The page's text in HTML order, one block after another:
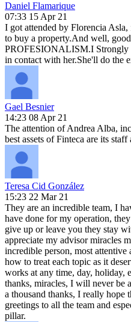
Daniel Flamarique
07:33 15 Apr 21
I got attended by Florencia
to buy a property.And well,
PROFESIONALISM.I Strongly
in contact with her.She'll do the
Gael Besnier
14:23 08 Apr 21
The attention of Andrea Alba,
best assets of Finteca are its
Teresa Cid González
15:23 22 Mar 21
They are an incredible team, I
have done for my operation,
give up or leave you they stay
appreciate my advisor miracles
incredible person, most
how to treat each topic as it
works at any time, day, holiday,
thanks, miracles, I will never be
a thousand thanks, I really hope
greetings to all the team and
pillar.